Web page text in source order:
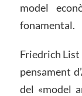
model
fonamental.
Friedrich List
pensament
del «model